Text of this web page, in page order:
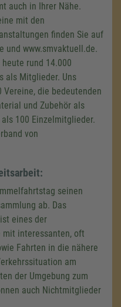
auch in Ihrer Nähe.
mit den
finden Sie auf
und www.smvaktuell.de.
rund 14.000
als Mitglieder. Uns
die bedeutenden
und Zubehör als
100 Einzelmitglieder.
von
seinen
ab. Das
eines der
mit interessanten, oft
Fahrten in die nähere
am
der Umgebung zum
auch Nichtmitglieder
Zustimmung,